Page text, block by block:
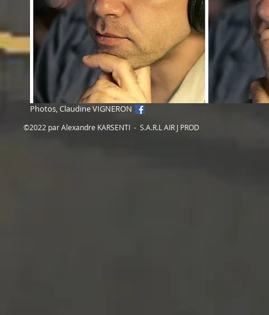
Photos, Claudine VIGNERON
©2022 par Alexandre KARSENTI - S.A.R.L AIR J PROD